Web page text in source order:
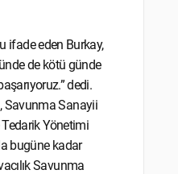
ifade eden Burkay,
de kötü günde
dedi.
Savunma Sanayii
Tedarik Yönetimi
bugüne kadar
Savunma